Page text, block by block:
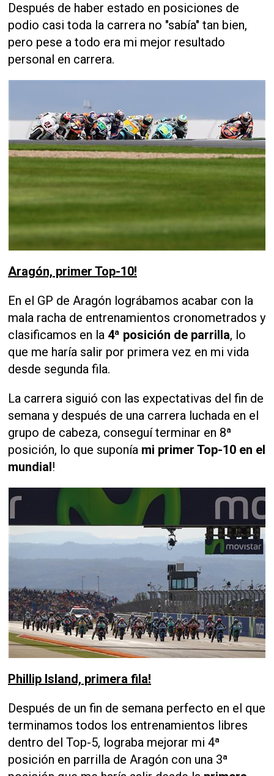
Después de haber estado en posiciones de
podio casi toda la carrera no "sabía" tan bien,
pero pese a todo era mi mejor resultado
personal en carrera.
Aragón, primer Top-10!
En el GP de Aragón lográbamos acabar con la
mala racha de entrenamientos cronometrados y
clasificamos en la 4ª posición de parrilla, lo
que me haría salir por primera vez en mi vida
desde segunda fila.
La carrera siguió con las expectativas del fin de
semana y después de una carrera luchada en el
grupo de cabeza, conseguí terminar en 8ª
posición, lo que suponía mi primer Top-10 en el
mundial!
Phillip Island, primera fila!
Después de un fin de semana perfecto en el que
terminamos todos los entrenamientos libres
dentro del Top-5, lograba mejorar mi 4ª
posición en parrilla de Aragón con una 3ª